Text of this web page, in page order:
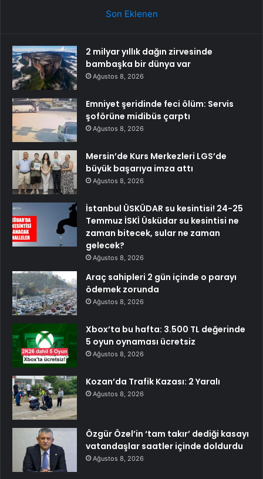
Son Eklenen
2 milyar yıllık dağın zirvesinde
bambaşka bir dünya var
Ağustos 8, 2026
Emniyet şeridinde feci ölüm: Servis
şoförüne midibüs çarptı
Ağustos 8, 2026
Mersin’de Kurs Merkezleri LGS’de
büyük başarıya imza attı
Ağustos 8, 2026
İstanbul ÜSKÜDAR su kesintisi! 24-25
Temmuz İSKİ Üsküdar su kesintisi ne
zaman bitecek, sular ne zaman
gelecek?
Ağustos 8, 2026
Araç sahipleri 2 gün içinde o parayı
ödemek zorunda
Ağustos 8, 2026
Xbox’ta bu hafta: 3.500 TL değerinde
5 oyun oynaması ücretsiz
Ağustos 8, 2026
Kozan’da Trafik Kazası: 2 Yaralı
Ağustos 8, 2026
Özgür Özel’in ‘tam takır’ dediği kasayı
vatandaşlar saatler içinde doldurdu
Ağustos 8, 2026